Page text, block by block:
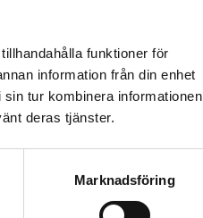
funktioner för
information från din enhet
tur kombinera informationen
deras tjänster.
Marknadsföring